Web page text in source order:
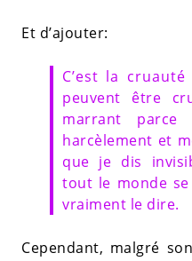
Et d’ajouter:
C’est la cruauté
peuvent être
marrant parce
harcèlement et
que je dis
tout le monde
vraiment le dire.
Cependant, malgré